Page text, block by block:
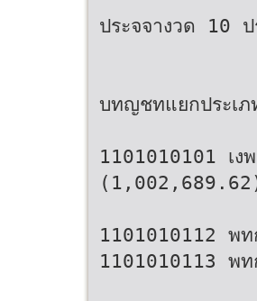
ประจจางวด 10
บทญชทแยกประเ
1101010101 เ
1101010112
1101010113